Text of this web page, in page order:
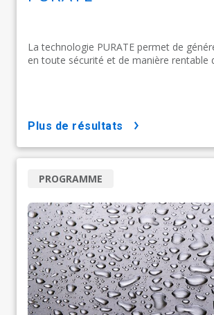
La technologie PURATE permet de
en toute sécurité et de manière rentable
plus de résultats
PROGRAMME